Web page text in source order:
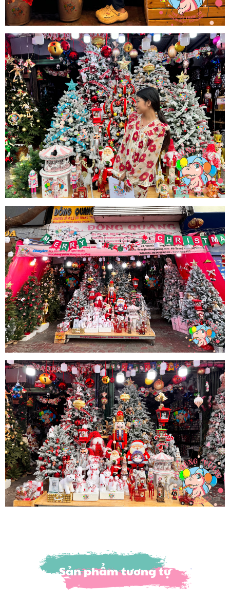
Sản phẩm tương tự